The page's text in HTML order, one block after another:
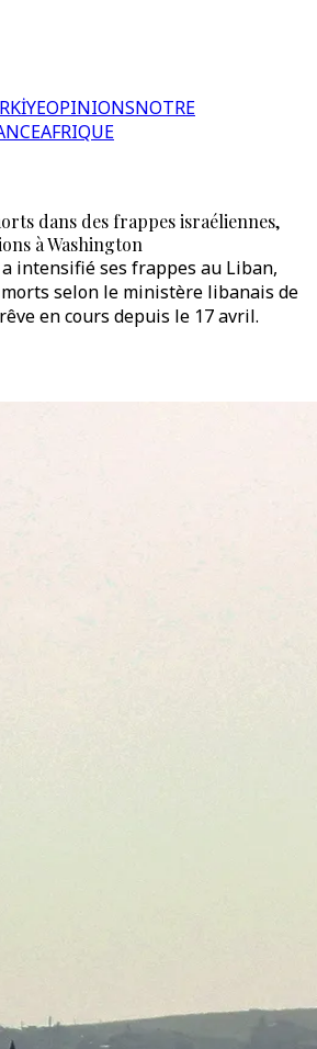
OPINIONSNOTRE
AFRIQUE
dans des frappes israéliennes,
à Washington
intensifié ses frappes au Liban,
selon le ministère libanais de
en cours depuis le 17 avril.